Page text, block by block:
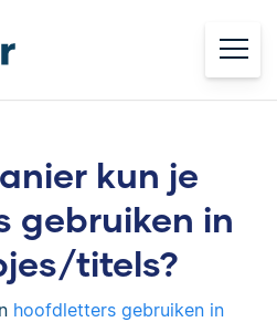
kun je
gebruiken in
titels?
hoofdletters gebruiken in